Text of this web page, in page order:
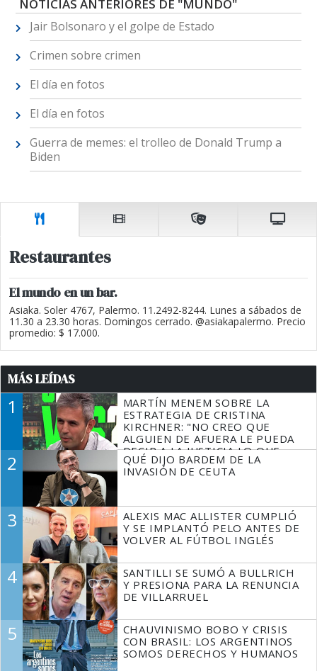
NOTICIAS ANTERIORES DE "MUNDO"
Jair Bolsonaro y el golpe de Estado
Crimen sobre crimen
El día en fotos
El día en fotos
Guerra de memes: el trolleo de Donald Trump a
Biden
Restaurantes
El mundo en un bar.
Asiaka. Soler 4767, Palermo. 11.2492-8244. Lunes a sábados de
11.30 a 23.30 horas. Domingos cerrado. @asiakapalermo. Precio
promedio: $ 17.000.
MÁS LEÍDAS
1
MARTÍN MENEM SOBRE LA
ESTRATEGIA DE CRISTINA
KIRCHNER: "NO CREO QUE
ALGUIEN DE AFUERA LE PUEDA
DECIR A LA JUSTICIA LO QUE
TIENE QUE HACER"
2
QUÉ DIJO BARDEM DE LA
INVASIÓN DE CEUTA
3
ALEXIS MAC ALLISTER CUMPLIÓ
Y SE IMPLANTÓ PELO ANTES DE
VOLVER AL FÚTBOL INGLÉS
4
SANTILLI SE SUMÓ A BULLRICH
Y PRESIONA PARA LA RENUNCIA
DE VILLARRUEL
5
CHAUVINISMO BOBO Y CRISIS
CON BRASIL: LOS ARGENTINOS
SOMOS DERECHOS Y HUMANOS